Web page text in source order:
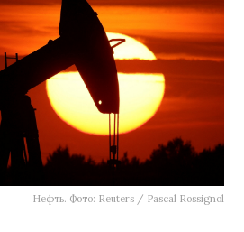
Нефть. Фото: Reuters / Pascal Rossignol